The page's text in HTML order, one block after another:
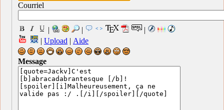
Courriel
| |
|
| Upload | Aide
Message